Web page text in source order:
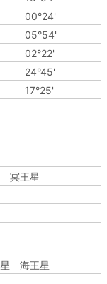
00°24'
05°54'
02°22'
24°45'
17°25'
冥王星
海王星